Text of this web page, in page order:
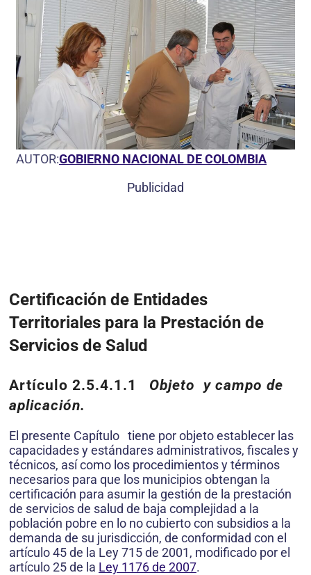
AUTOR:GOBIERNO NACIONAL DE COLOMBIA
Publicidad
Certificación de Entidades
Territoriales para la Prestación de
Servicios de Salud
Artículo 2.5.4.1.1 Objeto y campo de
aplicación.
El presente Capítulo tiene por objeto establecer las
capacidades y estándares administrativos, fiscales y
técnicos, así como los procedimientos y términos
necesarios para que los municipios obtengan la
certificación para asumir la gestión de la prestación
de servicios de salud de baja complejidad a la
población pobre en lo no cubierto con subsidios a la
demanda de su jurisdicción, de conformidad con el
artículo 45 de la Ley 715 de 2001, modificado por el
artículo 25 de la Ley 1176 de 2007.